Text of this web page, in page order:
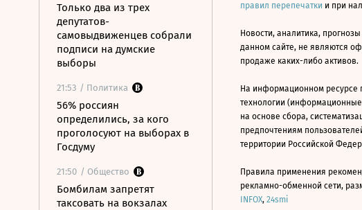
Только два из трех
депутатов-
самовыдвиженцев собрали
подписи на думские
выборы
21:53 / Политика
56% россиян
определились, за кого
проголосуют на выборах в
Госдуму
21:50 / Общество
Бомбилам запретят
таксовать на вокзалах
правил перепечатки и при
Новости, аналитика,
данном сайте, не являются
продаже каких-либо активов.
На информационном ресурсе
технологии
на основе сбора,
предпочтениям
территории Российской
Правила применения
рекламно-обменной сети,
INFOX, 24smi